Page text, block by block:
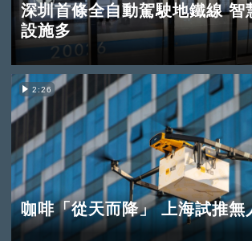
深圳首條全自動駕駛地鐵線 智
設施多
2:26
咖啡「從天而降」 上海試推無